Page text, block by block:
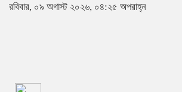
রবিবার, ০৯ অগাস্ট ২০২৬, ০৪:২৫ অপরাহ্ন